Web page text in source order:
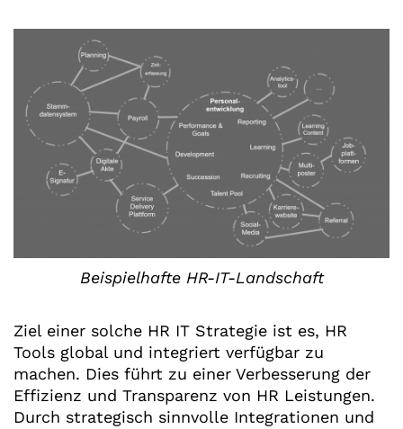
Beispielhafte HR-IT-Landschaft
Ziel einer solche HR IT Strategie ist es, HR
Tools global und integriert verfügbar zu
machen. Dies führt zu einer Verbesserung der
Effizienz und Transparenz von HR Leistungen.
Durch strategisch sinnvolle Integrationen und